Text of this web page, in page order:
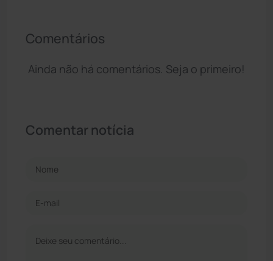
Comentários
Ainda não há comentários. Seja o primeiro!
Comentar notícia